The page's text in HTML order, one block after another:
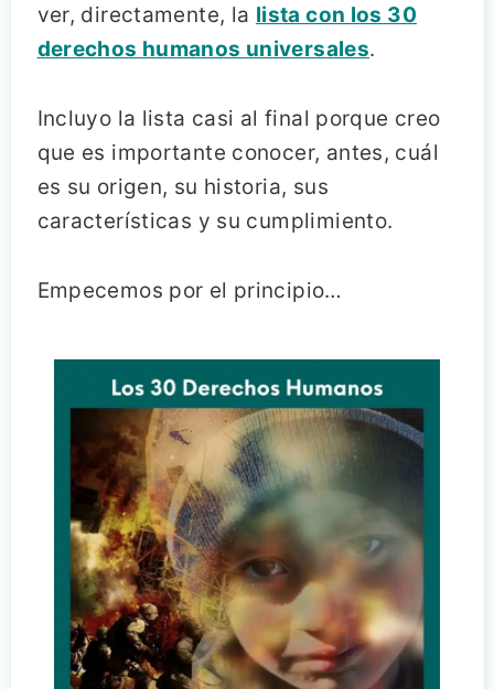
ver, directamente, la lista con los 30
derechos humanos universales.
Incluyo la lista casi al final porque creo
que es importante conocer, antes, cuál
es su origen, su historia, sus
características y su cumplimiento.
Empecemos por el principio…